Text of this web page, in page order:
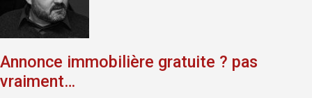
Annonce immobilière gratuite ? pas
vraiment…